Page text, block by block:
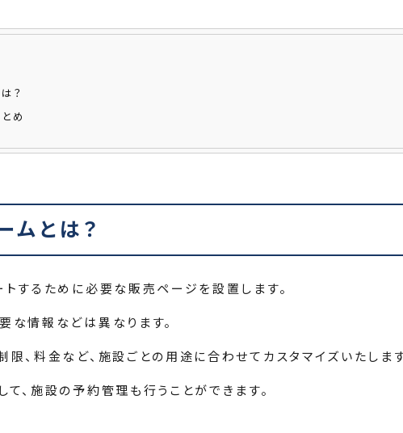
？
め
ムとは？
トするために必要な販売ページを設置します。
な情報などは異なります。
限、料金など、施設ごとの用途に合わせてカスタマイズいたしま
、施設の予約管理も行うことができます。